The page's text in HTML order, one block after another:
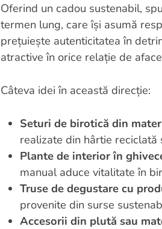
Oferind un cadou sustenabil,
termen lung, care își asumă
prețuiește autenticitatea în
atractive în orice relație de
Câteva idei în această direcție:
Seturi de birotică din
realizate din hârtie reciclată
Plante de interior în
manual aduce vitalitate în
Truse de degustare cu
provenite din surse
Accesorii din plută sau